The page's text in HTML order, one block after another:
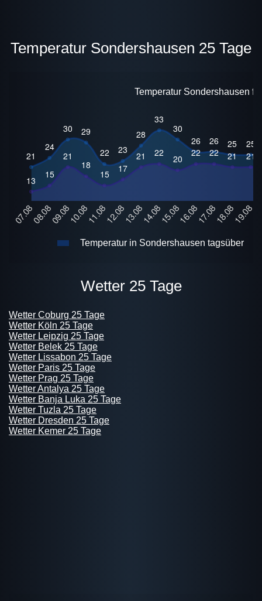
Temperatur Sondershausen 25 Tage
Temperatur Sondershausen
Temperatur in Sondershausen tagsüber
Wetter 25 Tage
Wetter Coburg 25 Tage
Wetter Köln 25 Tage
Wetter Leipzig 25 Tage
Wetter Belek 25 Tage
Wetter Lissabon 25 Tage
Wetter Paris 25 Tage
Wetter Prag 25 Tage
Wetter Antalya 25 Tage
Wetter Banja Luka 25 Tage
Wetter Tuzla 25 Tage
Wetter Dresden 25 Tage
Wetter Kemer 25 Tage